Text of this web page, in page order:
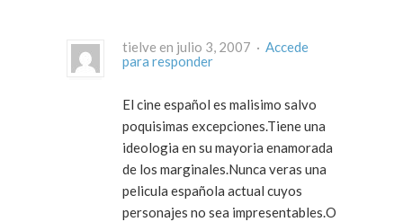
tielve en julio 3, 2007 · Accede
para responder
El cine español es malisimo salvo
poquisimas excepciones.Tiene una
ideologia en su mayoria enamorada
de los marginales.Nunca veras una
pelicula española actual cuyos
personajes no sea impresentables.O